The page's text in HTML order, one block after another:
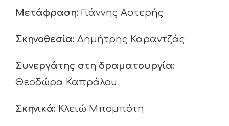
Μετάφραση: Γιάννης Αστερής
Σκηνοθεσία: Δημήτρης Καραντζάς
Συνεργάτης στη δραματουργία:
Θεοδώρα Καπράλου
Σκηνικά: Κλειώ Μπομπότη